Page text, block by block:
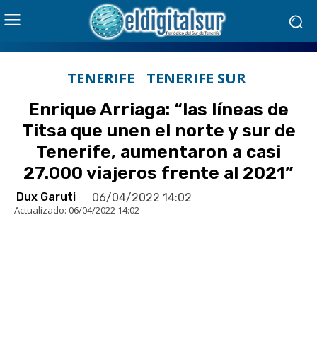
TENERIFE TENERIFE SUR
Enrique Arriaga: “las líneas de
Titsa que unen el norte y sur de
Tenerife, aumentaron a casi
27.000 viajeros frente al 2021”
Dux Garuti 06/04/2022 14:02
Actualizado: 06/04/2022 14:02